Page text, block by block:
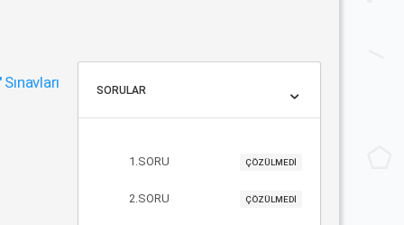
Sınavları SORULAR
1.SORU ÇÖZÜLMEDİ
2.SORU ÇÖZÜLMEDİ